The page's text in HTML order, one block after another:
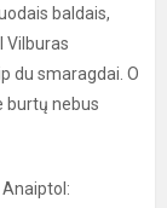
baldais,
Vilburas
du smaragdai. O
burtų nebus